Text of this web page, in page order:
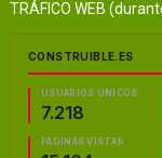
TRÁFICO WEB